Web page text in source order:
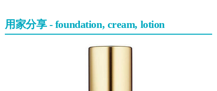
用家分享 - foundation, cream, lotion